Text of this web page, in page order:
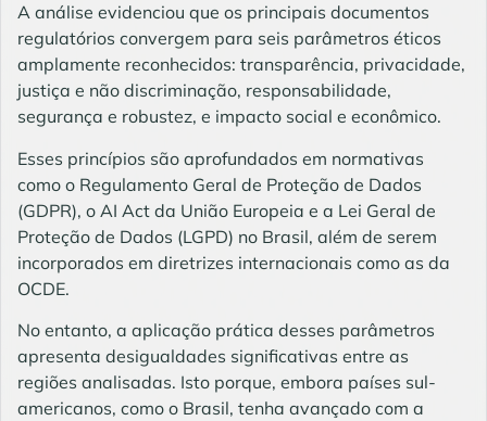
A análise evidenciou que os principais documentos
regulatórios convergem para seis parâmetros éticos
amplamente reconhecidos: transparência, privacidade,
justiça e não discriminação, responsabilidade,
segurança e robustez, e impacto social e econômico.
Esses princípios são aprofundados em normativas
como o Regulamento Geral de Proteção de Dados
(GDPR), o AI Act da União Europeia e a Lei Geral de
Proteção de Dados (LGPD) no Brasil, além de serem
incorporados em diretrizes internacionais como as da
OCDE.
No entanto, a aplicação prática desses parâmetros
apresenta desigualdades significativas entre as
regiões analisadas. Isto porque, embora países sul-
americanos, como o Brasil, tenha avançado com a